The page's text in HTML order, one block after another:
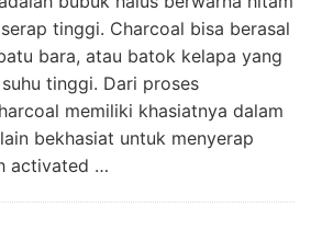
tinggi. Charcoal bisa berasal
bara, atau batok kelapa yang
tinggi. Dari proses
memiliki khasiatnya dalam
bekhasiat untuk menyerap
activated …